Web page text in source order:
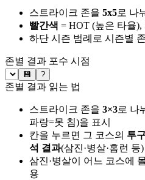
스트라이크 존을 5x5로 나
빨간색 = HOT (높은 타율),
하단 시즌 범례로 시즌별
존별 결과 포수 시점
💾 ?
존별 결과 읽는 법
스트라이크 존을 3×3로 나
파랑=못 침)을 표시
칸을 누르면 그 코스의 투
석 결과(삼진·병살·홈런 등
삼진·병살이 어느 코스에
용